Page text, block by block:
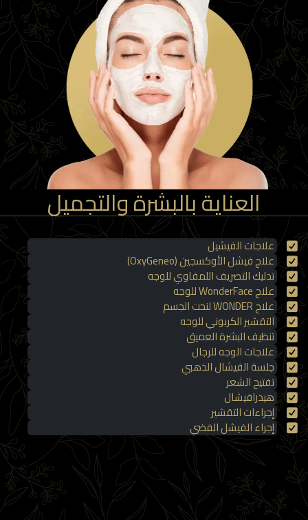
العناية بالبشرة والتجميل
علاجات الفيشيل
علاج فيشل الأوكسجين (OxyGeneo)
تدليك التصريف اللمفاوي للوجه
علاج WonderFace للوجه
علاج WONDER لنحت الجسم
التقشير الكربوني للوجه
تنظيف البشرة العميق
علاجات الوجه للرجال
جلسة الفيشال الذهبي
تفتيح الشعر
هيدرافيشال
إجراءات التقشير
إجراء الفيشل الفضي